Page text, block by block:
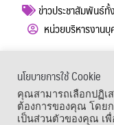
ข่าวประชาสัมพันธ์
หน่วยบริหารงาน
เมนูลัด
นโยบายการใช้ Cookie
คุณสามารถเลือกปฏิเ
ต้องการของคุณ โดยก
เป็นส่วนตัวของคุณ เ